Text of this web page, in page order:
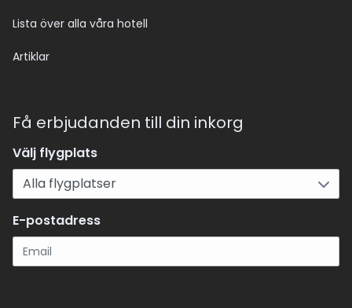
Lista över alla våra hotell
Artiklar
Få erbjudanden till din inkorg
Välj flygplats
E-postadress